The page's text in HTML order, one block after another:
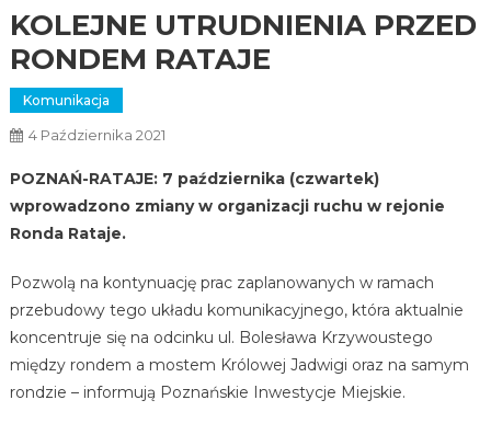
KOLEJNE UTRUDNIENIA PRZED
RONDEM RATAJE
Komunikacja
4 Października 2021
POZNAŃ-RATAJE: 7 października (czwartek)
wprowadzono zmiany w organizacji ruchu w rejonie
Ronda Rataje.
Pozwolą na kontynuację prac zaplanowanych w ramach
przebudowy tego układu komunikacyjnego, która aktualnie
koncentruje się na odcinku ul. Bolesława Krzywoustego
między rondem a mostem Królowej Jadwigi oraz na samym
rondzie – informują Poznańskie Inwestycje Miejskie.